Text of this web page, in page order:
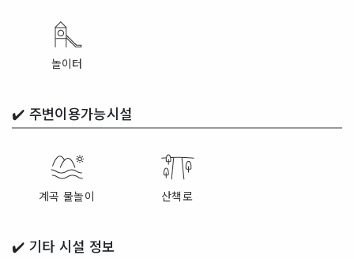
놀이터
✔️ 주변이용가능시설
계곡 물놀이 산책로
✔️ 기타 시설 정보